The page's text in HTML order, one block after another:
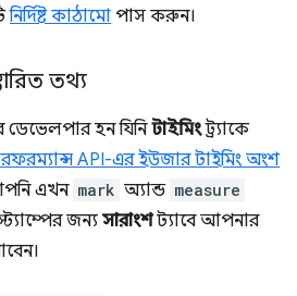
নির্দিষ্ট কাঠামো পাস করুন।
তথ্য
হন যিনিটাইমিংট্র্যাকে
API-এর ইউজার টাইমিং অংশ
এখন mark অ্যান্ড measure
জন্য সারাংশট্যাবে আপনার